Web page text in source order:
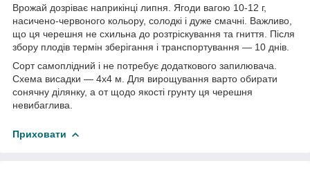
Врожай дозріває наприкінці липня. Ягоди вагою 10-12 г,
насичено-червоного кольору, солодкі і дуже смачні. Важливо,
що ця черешня не схильна до розтріскування та гниття. Після
збору плодів термін зберігання і транспортування — 10 днів.
Сорт самоплідний і не потребує додаткового запилювача.
Схема висадки — 4х4 м. Для вирощування варто обирати
сонячну ділянку, а от щодо якості грунту ця черешня
невибаглива.
Приховати